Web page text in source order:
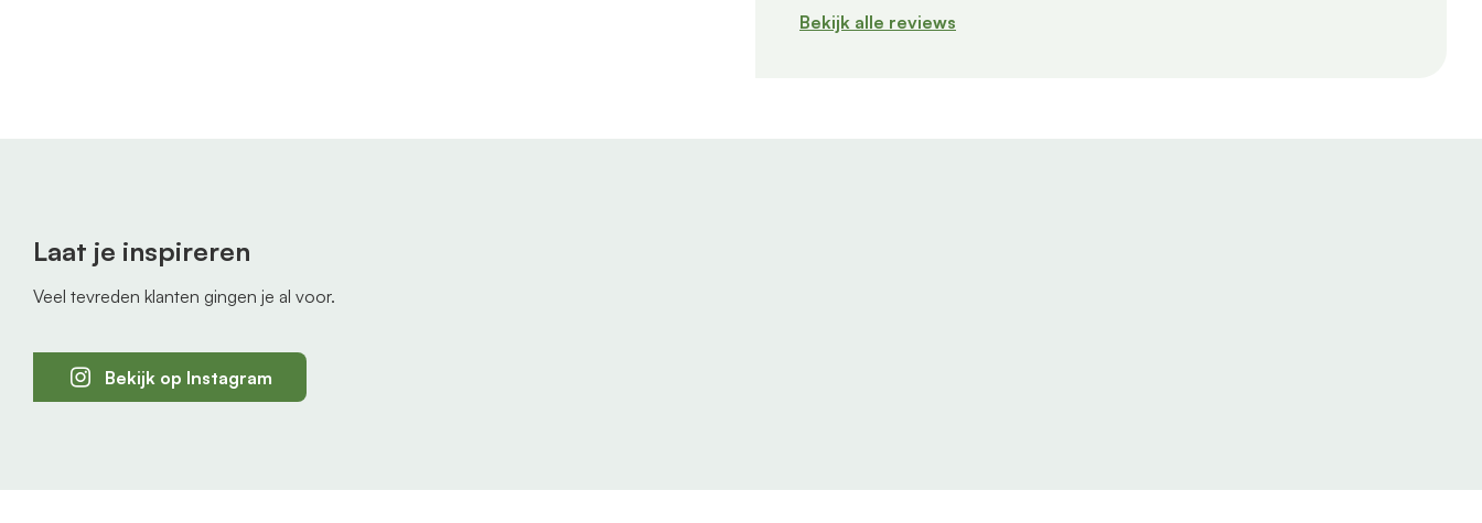
Bekijk alle reviews
Laat je inspireren
Veel tevreden klanten gingen je al voor.
Bekijk op Instagram